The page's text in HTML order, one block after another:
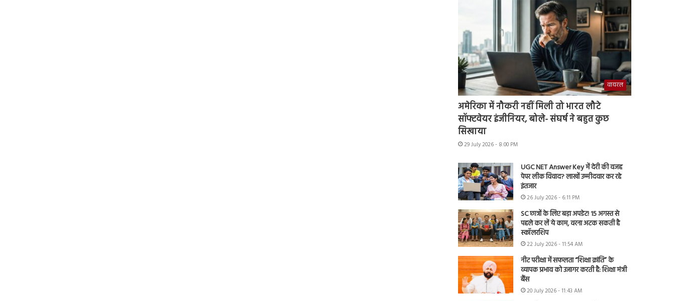
वायरल
अमेरिका में नौकरी नहीं मिली तो भारत लौटे
सॉफ्टवेयर इंजीनियर, बोले- संघर्ष ने बहुत कुछ
सिखाया
29 July 2026 - 8:00 PM
UGC NET Answer Key में देरी की वजह
पेपर लीक विवाद? लाखों उम्मीदवार कर रहे
इंतजार
26 July 2026 - 6:11 PM
SC छात्रों के लिए बड़ा अपडेट! 15 अगस्त से
पहले कर लें ये काम, वरना अटक सकती है
स्कॉलरशिप
22 July 2026 - 11:54 AM
नीट परीक्षा में सफलता “शिक्षा क्रांति” के
व्यापक प्रभाव को उजागर करती है: शिक्षा मंत्री
बैंस
20 July 2026 - 11:43 AM